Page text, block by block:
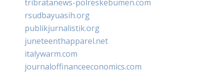
tribratanews-polreskebumen.com
rsudbayuasih.org
publikjurnalistik.org
juneteenthapparel.net
italywarm.com
journaloffinanceeconomics.com